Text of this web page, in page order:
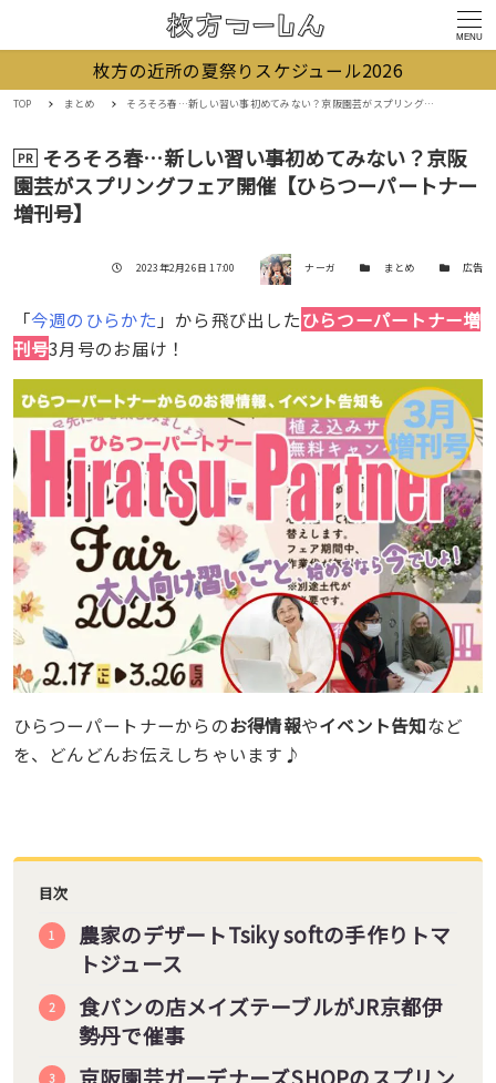
MENU
枚方の近所の夏祭りスケジュール2026
TOP まとめ そろそろ春…新しい習い事初めてみない？京阪園芸がスプリングフェア開催【ひらつーパートナー増刊号】
PR
そろそろ春…新しい習い事初めてみない？京阪
園芸がスプリングフェア開催【ひらつーパートナー
増刊号】
投稿日
2023年2月26日 17:00 著者 ナーガ カテゴリー
まとめ カテゴリー
広告
「今週のひらかた 」から飛び出したひらつーパートナー増
刊号3月号のお届け！
ひらつーパートナーからのお得情報やイベント告知など
を、どんどんお伝えしちゃいます♪
目次
農家のデザートTsiky softの手作りトマ
トジュース
食パンの店メイズテーブルがJR京都伊
勢丹で催事